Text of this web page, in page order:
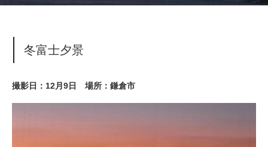
冬富士夕景
撮影日：12月9日 場所：鎌倉市